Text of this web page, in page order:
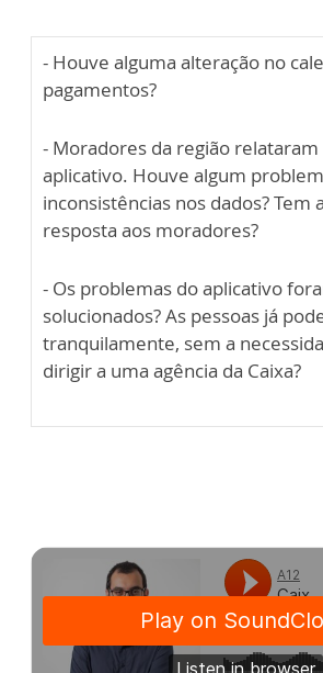
- Houve alguma alteração no
pagamentos?
- Moradores da região
aplicativo. Houve algum
inconsistências nos dados? Tem
resposta aos moradores?
- Os problemas do aplicativo
solucionados? As pessoas já
tranquilamente, sem a
dirigir a uma agência da Caixa?